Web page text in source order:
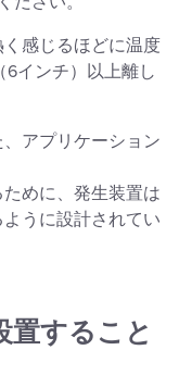
感じるほどに温度
6インチ）以上離し
アプリケーション
めに、発生装置は
うに設計されてい
置すること